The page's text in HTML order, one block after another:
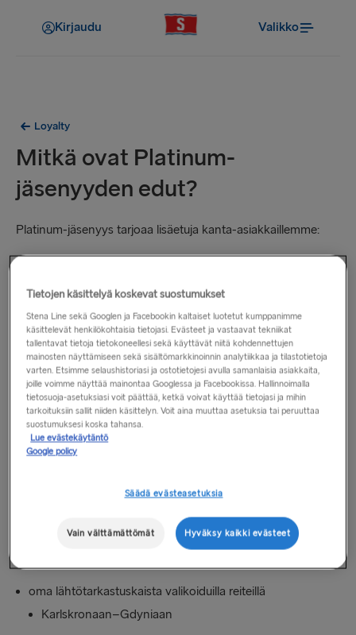
Kirjaudu Valikko
Loyalty
Mitkä ovat Platinum-
jäsenyyden edut?
Platinum-jäsenyys tarjoaa lisäetuja kanta-asiakkaillemme:
käytettyä euroa/puntaa kohden
ei palvelumaksuja, kun teet varauksen tai muutoksia
varauksiin asiakaspalvelumme kautta
Stena Plus Loungen käyttöoikeus* valikoiduilla reiteillä
Cairnryaniin–Belfastiin – kaksi ilmaista istumapaikkaa
Liverpooliin–Belfastiin – kaksi ilmaista istumapaikkaa
Holyheadiin–Dubliniin – kaksi ilmaista istumapaikkaa
Hoek van Hollandiin–Harwichiin – kaksi ilmaista
Göteborgiin–Frederikshavniin – yksi ilmainen
oma lähtötarkastuskaista valikoiduilla reiteillä
Karlskronaan–Gdyniaan
Tietojen käsittelyä koskevat suostumukset
Stena Line sekä Googlen ja Facebookin kaltaiset luotetut kumppanimme
käsittelevät henkilökohtaisia tietojasi. Evästeet ja vastaavat tekniikat
tallentavat tietoja tietokoneellesi sekä käyttävät niitä kohdennettujen
mainosten näyttämiseen sekä sisältömarkkinoinnin analytiikkaa ja tilastotietoja
varten. Etsimme selaushistoriasi ja ostotietojesi avulla samanlaisia asiakkaita,
joille voimme näyttää mainontaa Googlessa ja Facebookissa. Hallinnoimalla
tietosuoja-asetuksiasi voit päättää, ketkä voivat käyttää tietojasi ja mihin
tarkoituksiin sallit niiden käsittelyn. Voit aina muuttaa asetuksia tai peruuttaa
suostumuksesi koska tahansa.
Lue evästekäytäntö
Google policy
Säädä evästeasetuksia
Vain välttämättömät Hyväksy kaikki evästeet